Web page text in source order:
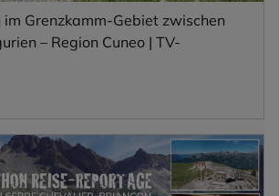
Grenzkamm-Gebiet zwischen
– Region Cuneo | TV-